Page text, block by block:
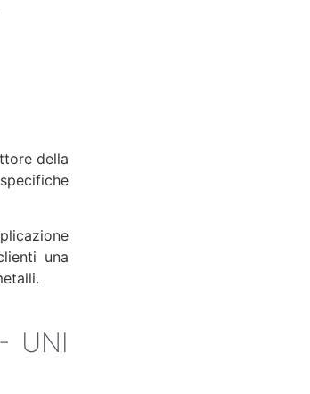
della
una
UNI